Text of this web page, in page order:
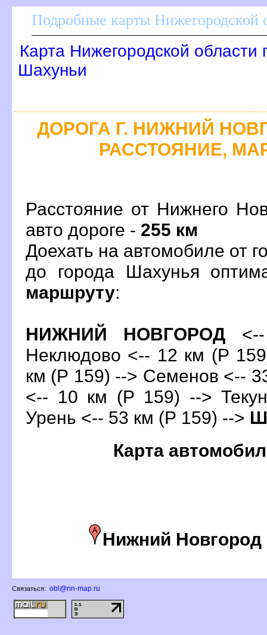
Подробные карты Нижегородской
Карта Нижегородской области
Шахуньи
ДОРОГА Г. НИЖНИЙ
РАССТОЯНИЕ,
Расстояние от Нижнего
авто дороге - 255 км
Доехать на автомобиле от
до города Шахунья
маршруту:
НИЖНИЙ НОВГОРОД
Неклюдово <-- 12 км (Р
км (Р 159) --> Семенов <--
<-- 10 км (Р 159) -->
Урень <-- 53 км (Р 159) -->
Карта
Нижний Новгород
Связаться: obl@nn-map.ru